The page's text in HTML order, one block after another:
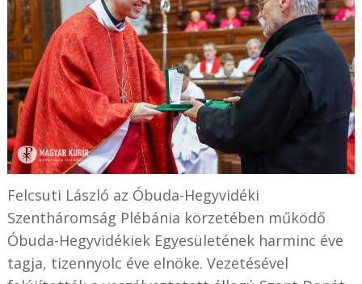
Felcsuti László az Óbuda-Hegyvidéki
Szentháromság Plébánia körzetében működő
Óbuda-Hegyvidékiek Egyesületének harminc éve
tagja, tizennyolc éve elnöke. Vezetésével